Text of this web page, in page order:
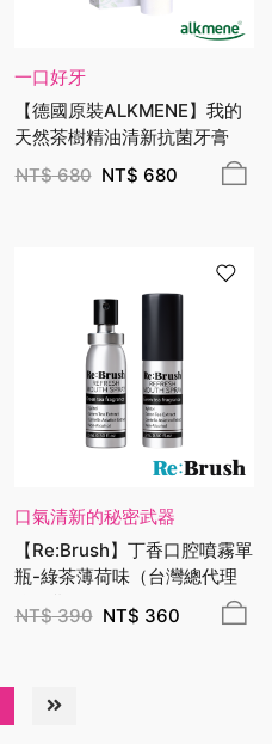
一口好牙
【德國原裝ALKMENE】我的
天然茶樹精油清新抗菌牙膏
NT$680 NT$ 680
口氣清新的秘密武器
【Re:Brush】丁香口腔噴霧單
瓶-綠茶薄荷味（台灣總代理
公司貨）
NT$390 NT$ 360